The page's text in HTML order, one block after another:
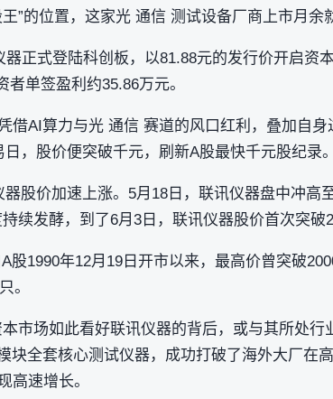
”的位置，这家光 通信 测试设备厂商上市月余
器正式登陆科创板，以81.88元的发行价开启资
者单签盈利约35.86万元。
借AI算力与光 通信 赛道的风口红利，叠加自
，股价便突破千元，刷新A股最快千元股纪录。
股价加速上涨。5月18日，联讯仪器盘中冲高
续发酵，到了6月3日，联讯仪器股价首次突破
股1990年12月19日开市以来，最高价曾突破
。
市场如此看好联讯仪器的背后，或与其所处
块全套核心测试仪器，成功打破了海外大厂在
高速增长。